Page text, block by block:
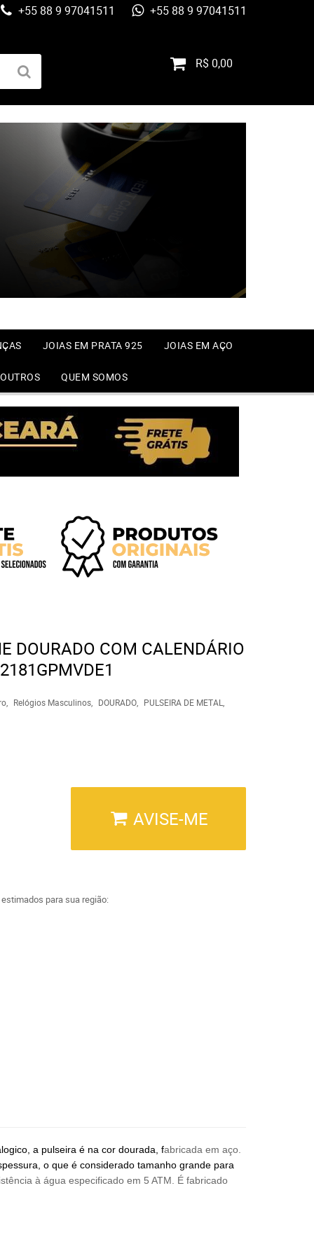
+55 88 9 97041511 +55 88 9 97041511
R$ 0,00
JOIAS EM PRATA 925 JOIAS EM AÇO
OUTROS QUEM SOMOS
DOURADO COM CALENDÁRIO
Relógios Masculinos DOURADO PULSEIRA DE METAL
AVISE-ME
para sua região:
a pulseira é na cor dourada, fabricada em aço.
o que é considerado tamanho grande para
à água especificado em 5 ATM. É fabricado